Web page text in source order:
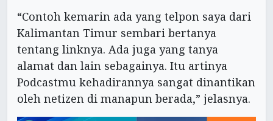
“Contoh kemarin ada yang telpon saya dari
Kalimantan Timur sembari bertanya
tentang linknya. Ada juga yang tanya
alamat dan lain sebagainya. Itu artinya
Podcastmu kehadirannya sangat dinantikan
oleh netizen di manapun berada,” jelasnya.